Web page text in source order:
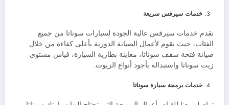
خدمات سيرفس سريعة
نقدم خدمات سيرفس عالية الجودة لسيارات سوناتا من جميع
الفئات، حيث نقوم لأعمال الصيانة الدورية بأعلى كفاءة من خلال
صيانة فتحة سقف سوناتا، معاينة بطارية السيارة، قياس مستوى
زيت سوناتا واستبداله بأجود أنواع الزيوت.
خدمات برمجة سيارة سوناتا